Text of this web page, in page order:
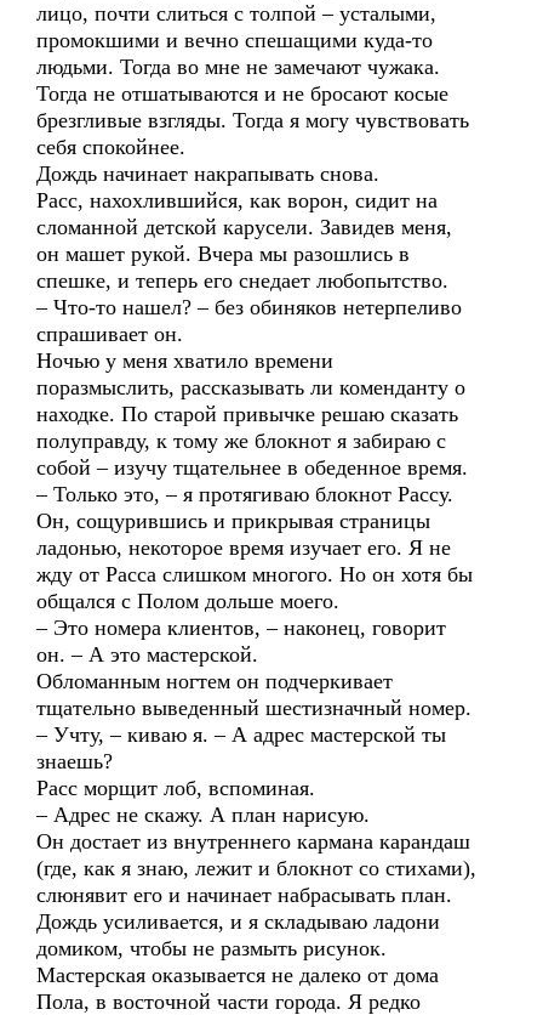
лицо, почти слиться с толпой – усталыми,
промокшими и вечно спешащими куда-то
людьми. Тогда во мне не замечают чужака.
Тогда не отшатываются и не бросают косые
брезгливые взгляды. Тогда я могу чувствовать
себя спокойнее.
Дождь начинает накрапывать снова.
Расс, нахохлившийся, как ворон, сидит на
сломанной детской карусели. Завидев меня,
он машет рукой. Вчера мы разошлись в
спешке, и теперь его снедает любопытство.
– Что-то нашел? – без обиняков нетерпеливо
спрашивает он.
Ночью у меня хватило времени
поразмыслить, рассказывать ли коменданту о
находке. По старой привычке решаю сказать
полуправду, к тому же блокнот я забираю с
собой – изучу тщательнее в обеденное время.
– Только это, – я протягиваю блокнот Рассу.
Он, сощурившись и прикрывая страницы
ладонью, некоторое время изучает его. Я не
жду от Расса слишком многого. Но он хотя бы
общался с Полом дольше моего.
– Это номера клиентов, – наконец, говорит
он. – А это мастерской.
Обломанным ногтем он подчеркивает
тщательно выведенный шестизначный номер.
– Учту, – киваю я. – А адрес мастерской ты
знаешь?
Расс морщит лоб, вспоминая.
– Адрес не скажу. А план нарисую.
Он достает из внутреннего кармана карандаш
(где, как я знаю, лежит и блокнот со стихами),
слюнявит его и начинает набрасывать план.
Дождь усиливается, и я складываю ладони
домиком, чтобы не размыть рисунок.
Мастерская оказывается не далеко от дома
Пола, в восточной части города. Я редко